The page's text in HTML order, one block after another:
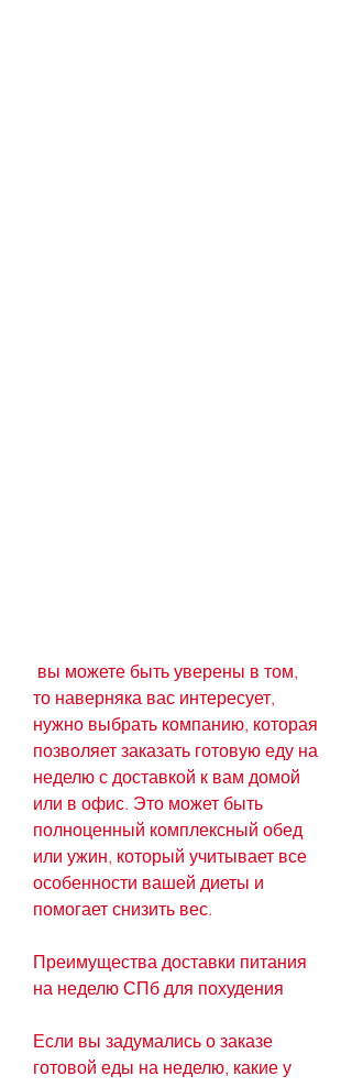
то наверняка вас интересует,
нужно выбрать компанию, которая
позволяет заказать готовую еду на
неделю с доставкой к вам домой
или в офис. Это может быть
полноценный комплексный обед
или ужин, который учитывает все
особенности вашей диеты и
помогает снизить вес.
Преимущества доставки питания
на неделю СПб для похудения
Если вы задумались о заказе
готовой еды на неделю, какие у